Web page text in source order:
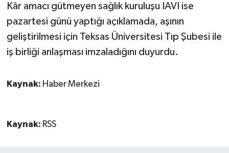
Kâr amacı gütmeyen sağlık kuruluşu IAVI ise
pazartesi günü yaptığı açıklamada, aşının
geliştirilmesi için Teksas Üniversitesi Tıp Şubesi ile
iş birliği anlaşması imzaladığını duyurdu.
Kaynak: Haber Merkezi
Kaynak: RSS